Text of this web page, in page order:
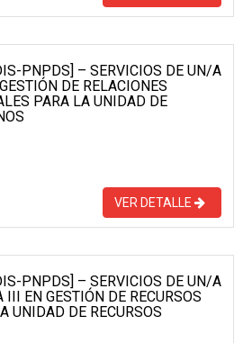
PNPDS] – SERVICIOS DE UN/A
DE RELACIONES
PARA LA UNIDAD DE
VER DETALLE
PNPDS] – SERVICIOS DE UN/A
EN GESTIÓN DE RECURSOS
UNIDAD DE RECURSOS